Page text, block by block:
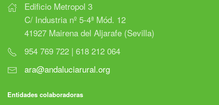
Edificio Metropol 3
C/ Industria nº 5-4ª Mód. 12
41927 Mairena del Aljarafe (Sevilla)
954 769 722 | 618 212 064
ara@andaluciarural.org
Entidades colaboradoras